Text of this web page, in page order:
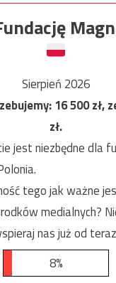
Sierpień 2026
16 500zł,
zł.
jest niezbędne dla
tego jak ważne
medialnych?
nas już od
8%